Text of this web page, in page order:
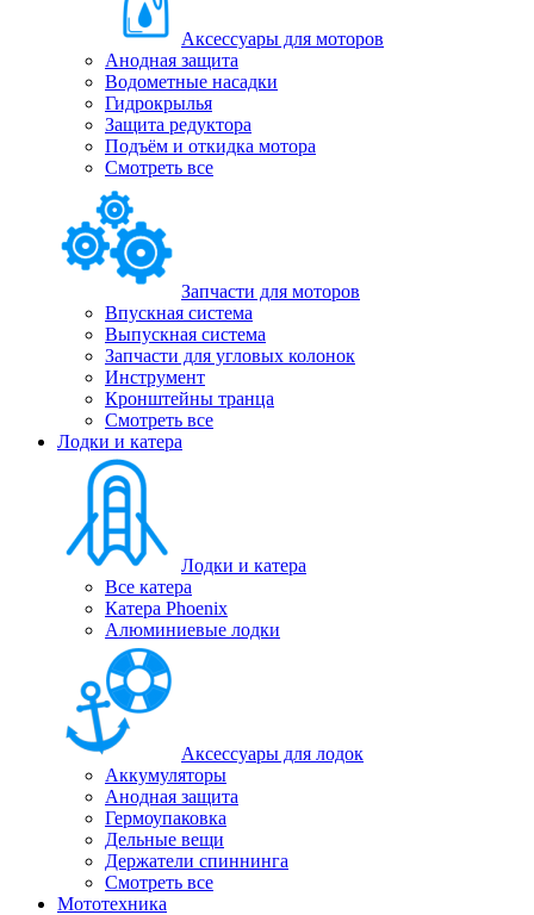
Аксессуары для моторов
Анодная защита
Водометные насадки
Гидрокрылья
Защита редуктора
Подъём и откидка мотора
Смотреть все
Запчасти для моторов
Впускная система
Выпускная система
Запчасти для угловых колонок
Инструмент
Кронштейны транца
Смотреть все
Лодки и катера
Лодки и катера
Все катера
Катера Phoenix
Алюминиевые лодки
Аксессуары для лодок
Аккумуляторы
Анодная защита
Гермоупаковка
Дельные вещи
Держатели спиннинга
Смотреть все
Мототехника